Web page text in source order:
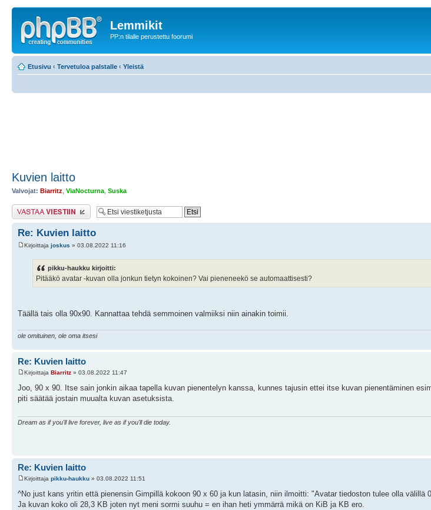
Lemmikit
PP:n tilalle perustettu foorumi
Etusivu ‹ Tervetuloa palstalle ‹ Yleistä
Kuvien laitto
Valvojat: Biarritz ViaNocturna Suska
Lähetä vastaus
Re: Kuvien laitto
Kirjoittaja joskus » 03.08.2022 11:16
pikku-haukku kirjoitti:
Pitääkö avatar -kuvan olla jonkun tietyn kokoinen? Vai pieneneekö se automaattisesti?
Täällä tais olla 90x90. Kannattaa tehdä semmoinen valmiiksi niin ainakin toimii.
ole omituinen, ole oma itsesi
Re: Kuvien laitto
Kirjoittaja Biarritz » 03.08.2022 11:47
Joo, 90 x 90. Itse sain jonkin aikaa tapella kuvan pienentelyn kanssa, kunnes tajusin ettei itse kuvan pienentäminen
piti säätää jostain muualta kuvan asetuksista.
Dream as if you'll live forever, live as if you'll die today.
Re: Kuvien laitto
Kirjoittaja pikku-haukku » 03.08.2022 11:51
^No just kans yritin että pienensin Gimpillä kokoon 90 x 60 ja kun latasin, niin ilmoitti: "Avatar tiedoston tulee olla välillä
Ja kuvan koko oli 28,3 KB joten nyt meni sormi suuhu = en ihan heti ymmärrä mikä on KiB ja KB ero.